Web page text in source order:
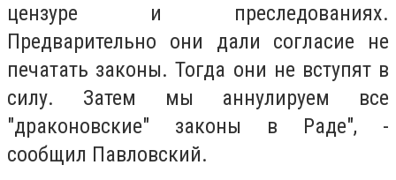
цензуре и преследованиях.
Предварительно они дали согласие не
печатать законы. Тогда они не вступят в
силу. Затем мы аннулируем все
"драконовские" законы в Раде", -
сообщил Павловский.